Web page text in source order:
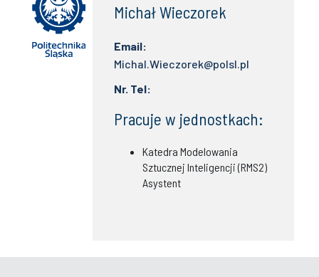
Michał Wieczorek
Email:
Michal.Wieczorek@polsl.pl
Nr. Tel:
Pracuje w jednostkach:
Katedra Modelowania
Sztucznej Inteligencji (RMS2)
Asystent